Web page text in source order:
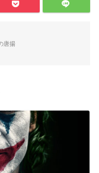
唐揚